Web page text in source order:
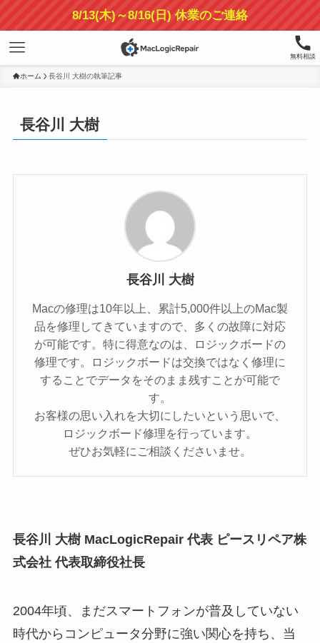
8/13(木)～8/16(日) 休業のご連絡
無料相談
ホーム 長谷川 大樹の執筆記事
長谷川 大樹
長谷川 大樹
Macの修理は10年以上、累計5,000件以上のMac製
品を修理してきていますので、多くの故障に対応
が可能です。特に得意なのは、ロジックボードの
修理です。ロジックボードは交換ではなく修理に
することでデータをそのまま残すことが可能で
す。
お客様の思い入れを大切にしたいという思いで、
ロジックボード修理を行っています。
ぜひお気軽にご相談くださいませ。
長谷川 大樹 MacLogicRepair 代表 ピースリペア株
式会社 代表取締役社長
2004年頃、まだスマートフォンが普及していない
時代からコンピュータ分野に強い関心を持ち、当